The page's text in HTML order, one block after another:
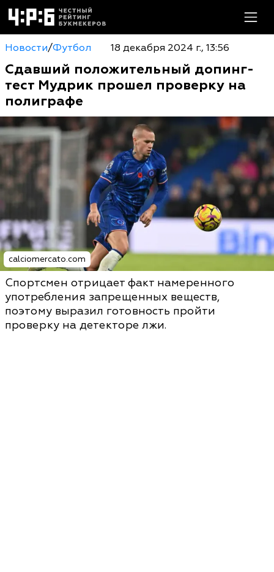
Новости/Футбол 18 декабря 2024 г., 13:56
Сдавший положительный допинг-
тест Мудрик прошел проверку на
полиграфе
calciomercato.com
Спортсмен отрицает факт намеренного
употребления запрещенных веществ,
поэтому выразил готовность пройти
проверку на детекторе лжи.